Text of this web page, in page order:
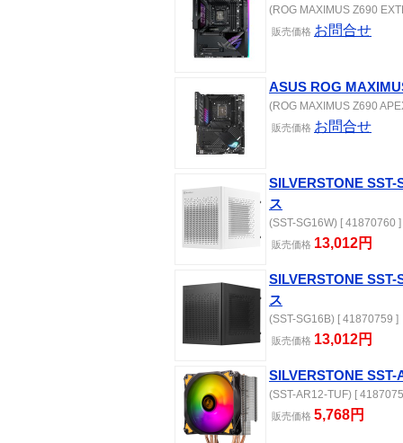
(ROG MAXIMUS Z690
販売価格 お問合せ
ASUS ROG
(ROG MAXIMUS Z690
販売価格 お問合せ
SILVERSTONE
ス
(SST-SG16W) [ 41870760 ]
販売価格 13,012円
SILVERSTONE
ス
(SST-SG16B) [ 41870759 ]
販売価格 13,012円
SILVERSTONE SST-
(SST-AR12-TUF) [
販売価格 5,768円